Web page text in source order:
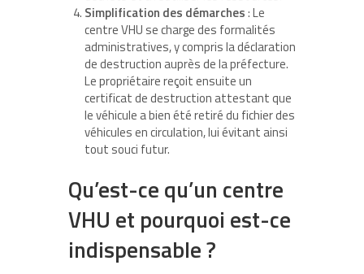
Simplification des démarches: Le
centre VHU se charge des formalités
administratives, y compris la déclaration
de destruction auprès de la préfecture.
Le propriétaire reçoit ensuite un
certificat de destruction attestant que
le véhicule a bien été retiré du fichier des
véhicules en circulation, lui évitant ainsi
tout souci futur.
Qu’est-ce qu’un centre
VHU et pourquoi est-ce
indispensable ?